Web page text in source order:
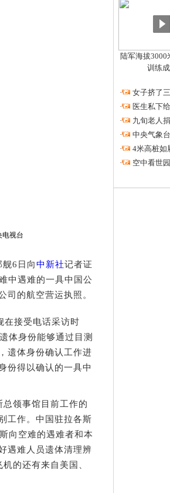
电视台
6日向中新社记者证
中遇难的一具中国公
司的航空营运执照。
接受电话采访时
体身份能够通过目测
遗体身份确认工作进
份得以确认的一具中
领事馆目前工作的
工作。中国驻拉各斯
向空难的遇难者和本
遇难人员遗体清理辨
的还有来自美国、
陆军海拔3000
训练
·
女子挤了
·
医生私下
·
九旬老人
·
中央气象
·
4米高桩如
·
空中看世